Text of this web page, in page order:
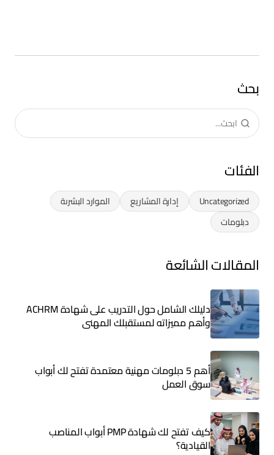
بحث
الفئات
Uncategorized إدارة المشاريع
الموارد البشرىة
دبلومات
المقالات الشائعة
دليلك الشامل حول التدريب على شهادة ACHRM
وأهم مميزاته لمستقبلك المهني
أهم 5 دبلومات مهنية معتمدة تفتح لك أبواب
سوق العمل
كيف تفتح لك شهادة PMP أبواب المناصب
القيادية؟